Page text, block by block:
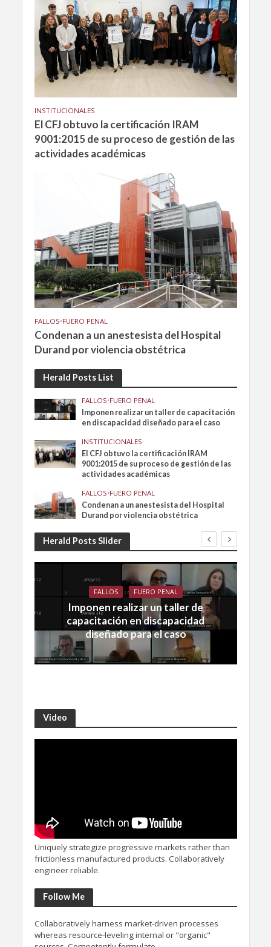
INSTITUCIONALES
El CFJ obtuvo la certificación IRAM
9001:2015 de su proceso de gestión de las
actividades académicas
FALLOS•FUERO PENAL
Condenan a un anestesista del Hospital
Durand por violencia obstétrica
Herald Posts List
FALLOS•FUERO PENAL
Imponen realizar un taller de capacitación
en discapacidad diseñado para el caso
INSTITUCIONALES
El CFJ obtuvo la certificación IRAM
9001:2015 de su proceso de gestión de las
actividades académicas
FALLOS•FUERO PENAL
Condenan a un anestesista del Hospital
Durand por violencia obstétrica
Herald Posts Slider
FALLOS FUERO PENAL
Imponen realizar un taller de
capacitación en discapacidad
diseñado para el caso
Video
Uniquely strategize progressive markets rather than
frictionless manufactured products. Collaboratively
engineer reliable.
Follow Me
Collaboratively harness market-driven processes
whereas resource-leveling internal or "organic"